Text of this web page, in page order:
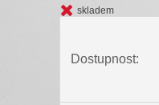
skladem
Dostupnost: